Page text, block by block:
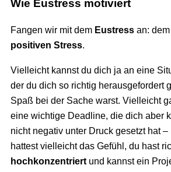
Wie Eustress motiviert
Fangen wir mit dem Eustress an:
positiven Stress.
Vielleicht kannst du dich ja an eine
der du dich so richtig herausgefordert
Spaß bei der Sache warst. Vielleicht
eine wichtige Deadline, die dich aber
nicht negativ unter Druck gesetzt hat
hattest vielleicht das Gefühl, du hast
hochkonzentriert und kannst ein